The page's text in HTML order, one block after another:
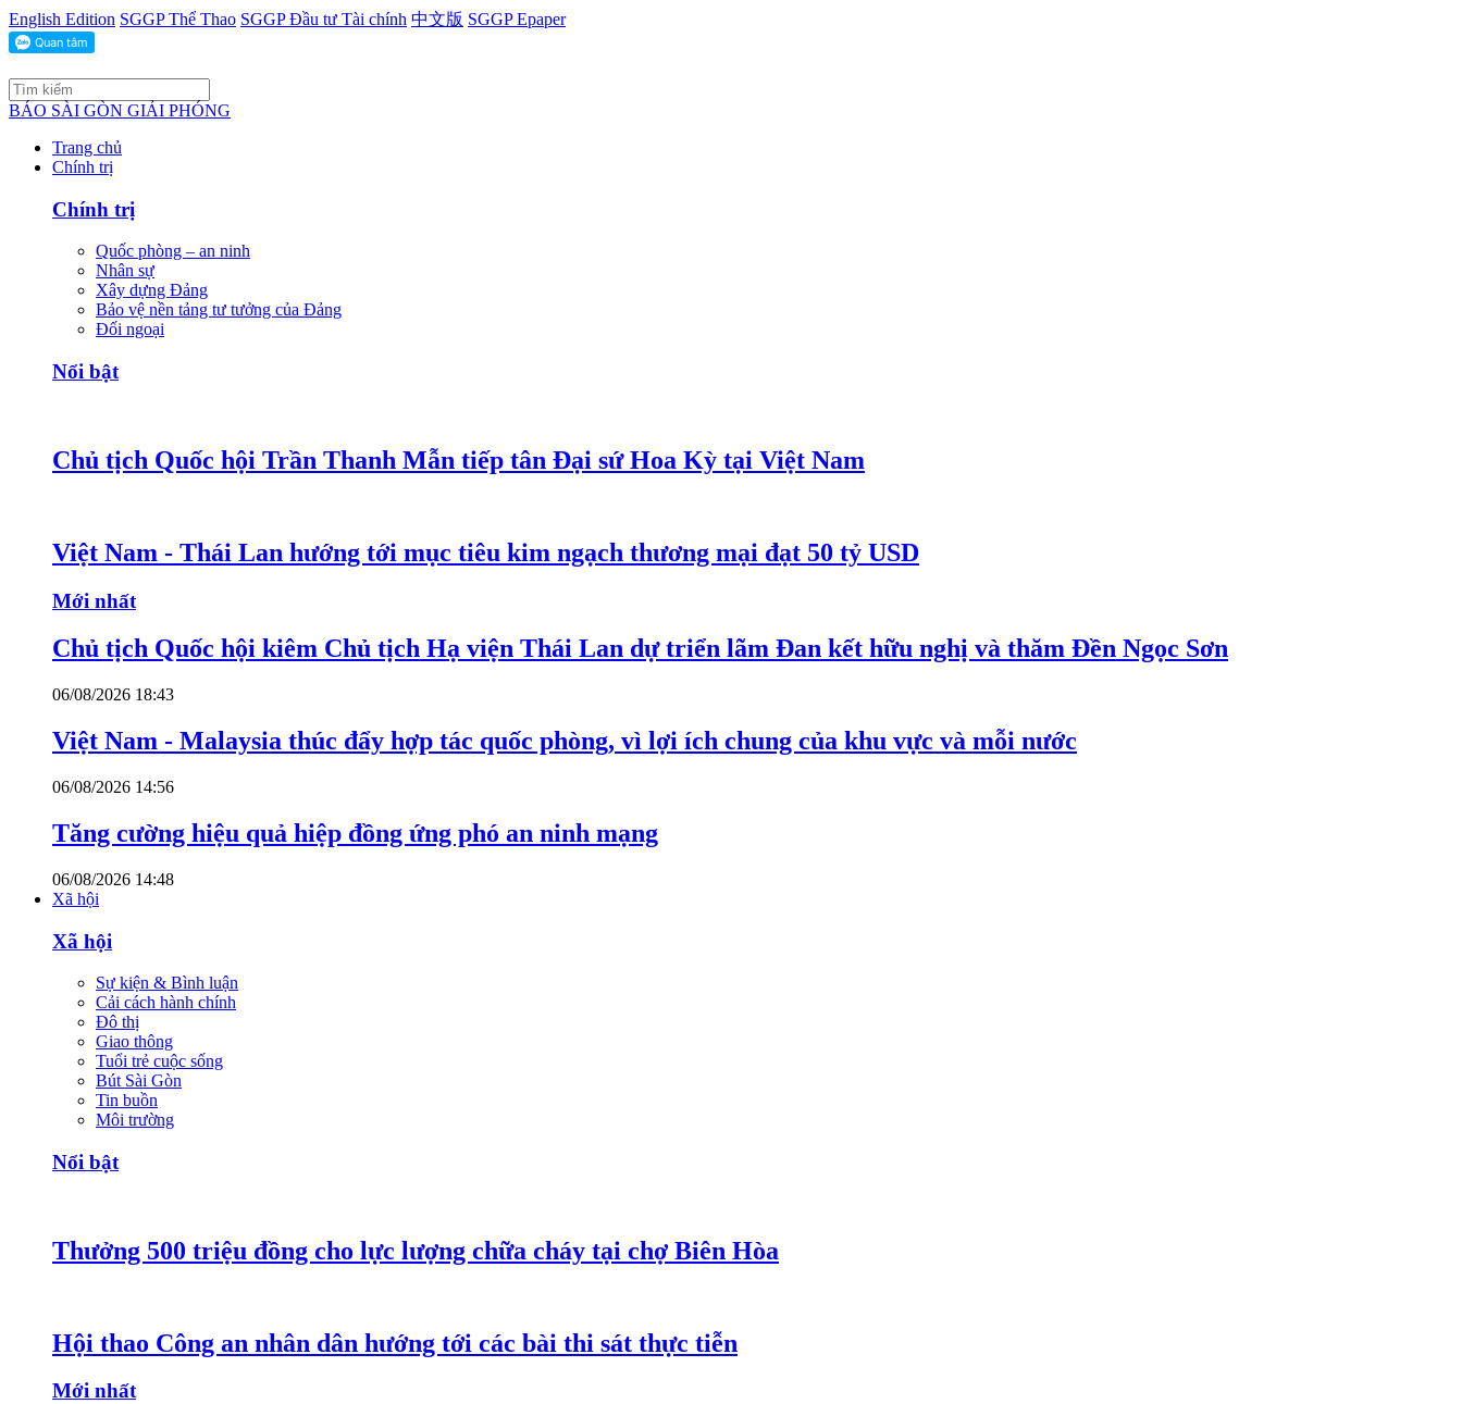
English Edition SGGP Thể Thao SGGP Đầu tư Tài chính 中文版 SGGP Epaper
BÁO SÀI GÒN GIẢI PHÓNG
Trang chủ
Chính trị
Chính trị
Quốc phòng – an ninh
Nhân sự
Xây dựng Đảng
Bảo vệ nền tảng tư tưởng của Đảng
Đối ngoại
Nổi bật
Chủ tịch Quốc hội Trần Thanh Mẫn tiếp tân Đại sứ Hoa Kỳ tại Việt Nam
Việt Nam - Thái Lan hướng tới mục tiêu kim ngạch thương mại đạt 50 tỷ USD
Mới nhất
Chủ tịch Quốc hội kiêm Chủ tịch Hạ viện Thái Lan dự triển lãm Đan kết hữu nghị và thăm Đền Ngọc Sơn
06/08/2026 18:43
Việt Nam - Malaysia thúc đẩy hợp tác quốc phòng, vì lợi ích chung của khu vực và mỗi nước
06/08/2026 14:56
Tăng cường hiệu quả hiệp đồng ứng phó an ninh mạng
06/08/2026 14:48
Xã hội
Xã hội
Sự kiện & Bình luận
Cải cách hành chính
Đô thị
Giao thông
Tuổi trẻ cuộc sống
Bút Sài Gòn
Tin buồn
Môi trường
Nổi bật
Thưởng 500 triệu đồng cho lực lượng chữa cháy tại chợ Biên Hòa
Hội thao Công an nhân dân hướng tới các bài thi sát thực tiễn
Mới nhất